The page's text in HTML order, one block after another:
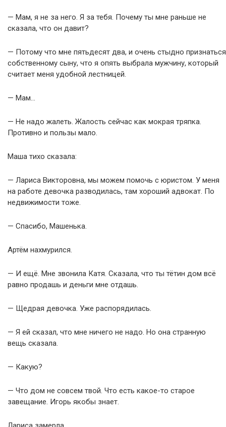
— Мам, я не за него. Я за тебя. Почему ты мне раньше не
сказала, что он давит?
— Потому что мне пятьдесят два, и очень стыдно признаться
собственному сыну, что я опять выбрала мужчину, который
считает меня удобной лестницей.
— Мам…
— Не надо жалеть. Жалость сейчас как мокрая тряпка.
Противно и пользы мало.
Маша тихо сказала:
— Лариса Викторовна, мы можем помочь с юристом. У меня
на работе девочка разводилась, там хороший адвокат. По
недвижимости тоже.
— Спасибо, Машенька.
Артём нахмурился.
— И ещё. Мне звонила Катя. Сказала, что ты тётин дом всё
равно продашь и деньги мне отдашь.
— Щедрая девочка. Уже распорядилась.
— Я ей сказал, что мне ничего не надо. Но она странную
вещь сказала.
— Какую?
— Что дом не совсем твой. Что есть какое-то старое
завещание. Игорь якобы знает.